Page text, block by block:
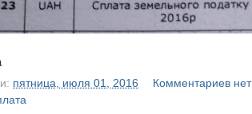
пятница, июля 01, 2016
Комментариев